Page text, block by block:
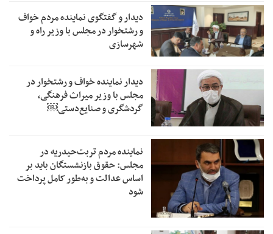
دیدار و گفتگوی نماینده مردم خواف
و رشتخوار در مجلس با وزیر راه و
شهرسازی
دیدار نماینده خواف و رشتخوار در
مجلس با وزیر میراث فرهنگی،
گردشگری و صنایع‌دستی￼
نماینده مردم تربت‌حیدریه در
مجلس: حقوق بازنشستگان باید بر
اساس عدالت و به‌طور کامل پرداخت
شود